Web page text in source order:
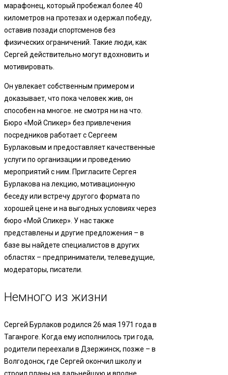
марафонец, который пробежал более 40
километров на протезах и одержал победу,
оставив позади спортсменов без
физических ограничений. Такие люди, как
Сергей действительно могут вдохновить и
мотивировать.
Он увлекает собственным примером и
доказывает, что пока человек жив, он
способен на многое. не смотря ни на что.
Бюро «Мой Спикер» без привлечения
посредников работает с Сергеем
Бурлаковым и предоставляет качественные
услуги по организации и проведению
мероприятий с ним. Пригласите Сергея
Бурлакова на лекцию, мотивационную
беседу или встречу другого формата по
хорошей цене и на выгодных условиях через
бюро «Мой Спикер». У нас также
представлены и другие предложения – в
базе вы найдете специалистов в других
областях – предприниматели, телеведущие,
модераторы, писатели.
Немного из жизни
Сергей Бурлаков родился 26 мая 1971 года в
Таганроге. Когда ему исполнилось три года,
родители переехали в Дзержинск, позже – в
Волгодонск, где Сергей окончил школу и
строил планы на дальнейшую и вполне